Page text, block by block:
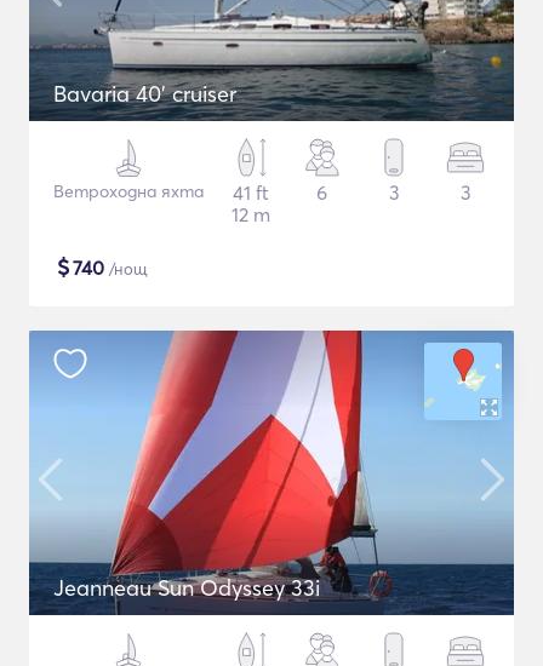
Bavaria 40' cruiser
Ветроходна яхта
41 ft
12 m
6 3 3
$740 /нощ
Jeanneau Sun Odyssey 33i